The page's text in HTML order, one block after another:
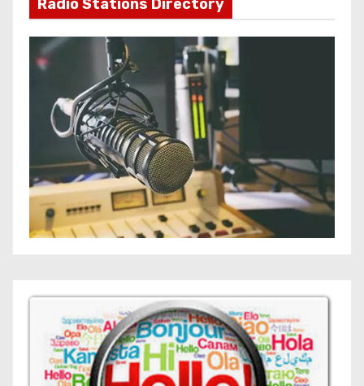
Radio Stations Directory